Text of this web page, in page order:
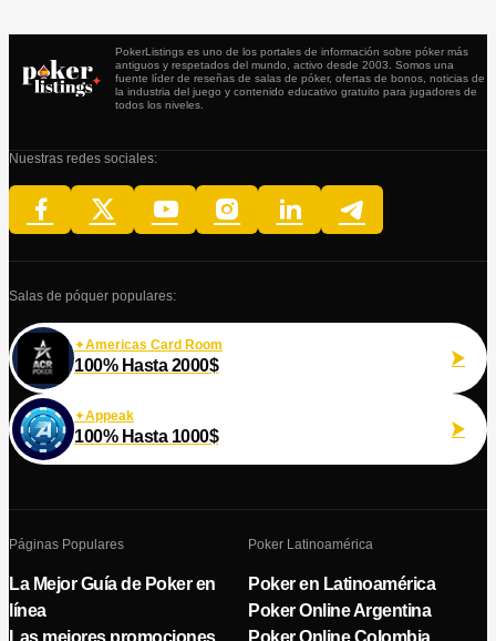
PokerListings es uno de los portales de información sobre póker más
antiguos y respetados del mundo, activo desde 2003. Somos una
fuente líder de reseñas de salas de póker, ofertas de bonos, noticias de
la industria del juego y contenido educativo gratuito para jugadores de
todos los niveles.
Nuestras redes sociales:
Salas de póquer populares:
Americas Card Room
100% Hasta 2000$
Appeak
100% Hasta 1000$
Páginas Populares
La Mejor Guía de Poker en
línea
Poker Latinoamérica
Poker en Latinoamérica
Poker Online Argentina